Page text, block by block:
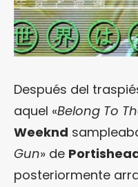
Después del
aquel «Belong To
Weeknd
Gun» de
posteriormente